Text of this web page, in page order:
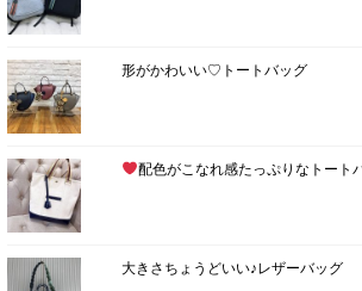
形がかわいい♡トートバッグ
配色がこなれ感たっぷりなトート
大きさちょうどいい♪レザーバッグ